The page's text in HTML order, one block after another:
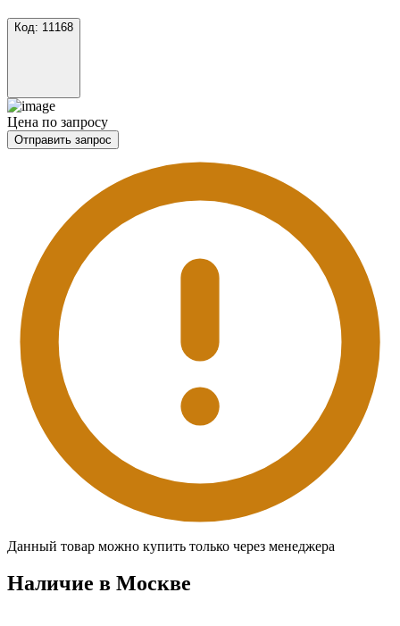
Код: 11168
Цена по запросу
Отправить запрос
Данный товар можно купить только через менеджера
Наличие в Москвe